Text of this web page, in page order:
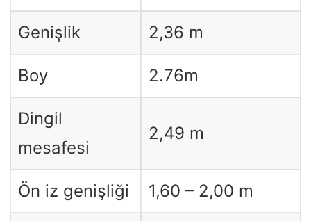
Genişlik 2,36 m
Boy 2.76m
Dingil
mesafesi
2,49 m
Ön iz genişliği 1,60 – 2,00 m